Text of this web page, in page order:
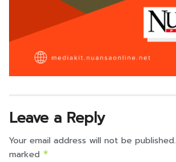
Leave a Reply
Your email address will not be published.
marked *